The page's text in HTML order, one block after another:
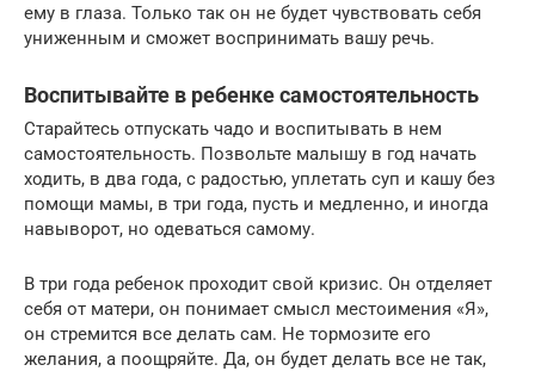
ему в глаза. Только так он не будет чувствовать себя
униженным и сможет воспринимать вашу речь.
Воспитывайте в ребенке самостоятельность
Старайтесь отпускать чадо и воспитывать в нем
самостоятельность. Позвольте малышу в год начать
ходить, в два года, с радостью, уплетать суп и кашу без
помощи мамы, в три года, пусть и медленно, и иногда
навыворот, но одеваться самому.
В три года ребенок проходит свой кризис. Он отделяет
себя от матери, он понимает смысл местоимения «Я»,
он стремится все делать сам. Не тормозите его
желания, а поощряйте. Да, он будет делать все не так,